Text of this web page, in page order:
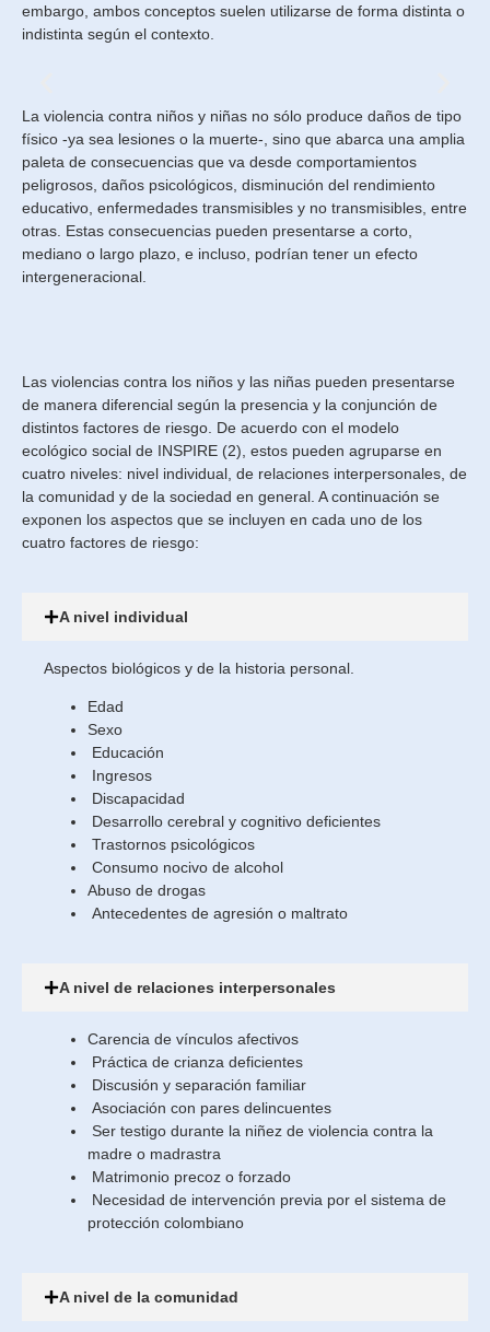
embargo, ambos conceptos suelen utilizarse de forma distinta o
indistinta según el contexto.
Por su parte, el concepto de
“maltrato infantil” suele
emplearse con mayor
frecuencia en la práctica clínica
de los profesionales de la
salud, tal vez por la relación
con su descripción inicial del
La violencia contra niños y niñas no sólo produce daños de tipo
físico -ya sea lesiones o la muerte-, sino que abarca una amplia
paleta de consecuencias que va desde comportamientos
peligrosos, daños psicológicos, disminución del rendimiento
educativo, enfermedades transmisibles y no transmisibles, entre
otras. Estas consecuencias pueden presentarse a corto,
mediano o largo plazo, e incluso, podrían tener un efecto
intergeneracional.
Las violencias contra los niños y las niñas pueden presentarse
de manera diferencial según la presencia y la conjunción de
distintos factores de riesgo. De acuerdo con el modelo
ecológico social de INSPIRE (2), estos pueden agruparse en
cuatro niveles: nivel individual, de relaciones interpersonales, de
la comunidad y de la sociedad en general. A continuación se
exponen los aspectos que se incluyen en cada uno de los
cuatro factores de riesgo:
A nivel individual
Aspectos biológicos y de la historia personal.
Edad
Sexo
Educación
Ingresos
Discapacidad
Desarrollo cerebral y cognitivo deficientes
Trastornos psicológicos
Consumo nocivo de alcohol
Abuso de drogas
Antecedentes de agresión o maltrato
A nivel de relaciones interpersonales
Carencia de vínculos afectivos
Práctica de crianza deficientes
Discusión y separación familiar
Asociación con pares delincuentes
Ser testigo durante la niñez de violencia contra la
madre o madrastra
Matrimonio precoz o forzado
Necesidad de intervención previa por el sistema de
protección colombiano
A nivel de la comunidad